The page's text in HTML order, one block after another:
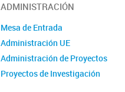
ADMINISTRACIÓN
Mesa de Entrada
Administración UE
Administración de Proyectos
Proyectos de Investigación